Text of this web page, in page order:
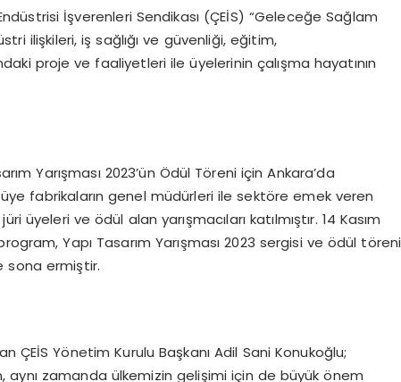
İşverenleri Sendikası (ÇEİS) “Geleceğe Sağlam
ilişkileri, iş sağlığı ve güvenliği, eğitim,
proje ve faaliyetleri ile üyelerinin çalışma hayatının
Yarışması 2023’ün Ödül Töreni için Ankara’da
fabrikaların genel müdürleri ile sektöre emek veren
üyeleri ve ödül alan yarışmacıları katılmıştır. 14 Kasım
Yapı Tasarım Yarışması 2023 sergisi ve ödül töreni
sona ermiştir.
ÇEİS Yönetim Kurulu Başkanı Adil Sani Konukoğlu;
aynı zamanda ülkemizin gelişimi için de büyük önem